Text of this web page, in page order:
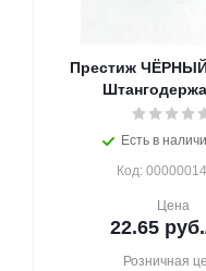
Престиж
Есть в
Код:
Цена
22.65руб.
Розничная